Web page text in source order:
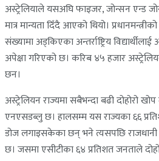
अस्ट्रेलियाले यसअघि फाइजर, जोन्सन एन्ड
मात्र मान्यता दिँदै आएको थियो।
संख्यामा अड्किएका अन्तर्राष्ट्रिय
अपेक्षा गरिएको छ। करिब ४५ हजार
छन।
अस्ट्रेलियन राज्यमा सबैभन्दा बढी दोहोरो
एनएसडब्लु छ। हालसम्म यस राज्यका ६६
डोज लगाइसकेका छन् भने त्यसपछि राजधानी
छ। जसमा एसीटीका ६४ प्रतिशत जनताले